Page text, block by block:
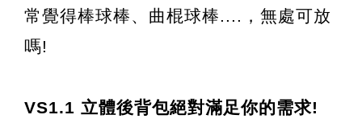
常覺得棒球棒、曲棍球棒.... ，無處可放
嗎!
VS1.1 立體後背包絕對滿足你的需求!